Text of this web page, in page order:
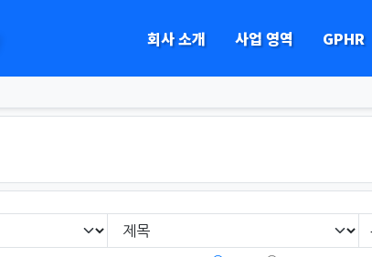
회사 소개 사업 영역 GPHR